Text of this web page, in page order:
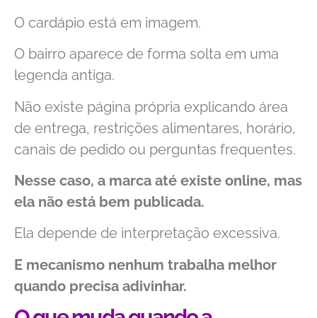
O cardápio está em imagem.
O bairro aparece de forma solta em uma
legenda antiga.
Não existe página própria explicando área
de entrega, restrições alimentares, horário,
canais de pedido ou perguntas frequentes.
Nesse caso, a marca até existe online, mas
ela não está bem publicada.
Ela depende de interpretação excessiva.
E mecanismo nenhum trabalha melhor
quando precisa adivinhar.